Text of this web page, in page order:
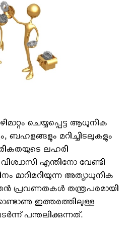
ചെയ്യപ്പെട്ട ആധുനിക
ബഹളങ്ങളും മറിച്ചിടലുകളും
ലഹരി
എന്തിനോ വേണ്ടി
മാറിമറിയുന്ന അത്യാധുനിക
പ്രവണതകള്‍ തന്ത്രപരമായി
ഇത്തരത്തിലുള്ള
പന്തലിക്കുന്നത്.